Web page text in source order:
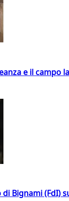
e il campo
Bignami (FdI)